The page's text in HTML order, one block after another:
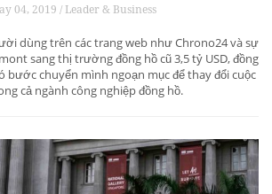
04, 2019 / Leader & Business
dùng trên các trang web như Chrono24 và sự
sang thị trường đồng hồ cũ 3,5 tỷ USD, đồng
bước chuyển mình ngoạn mục để thay đổi cuộc
cả ngành công nghiệp đồng hồ.